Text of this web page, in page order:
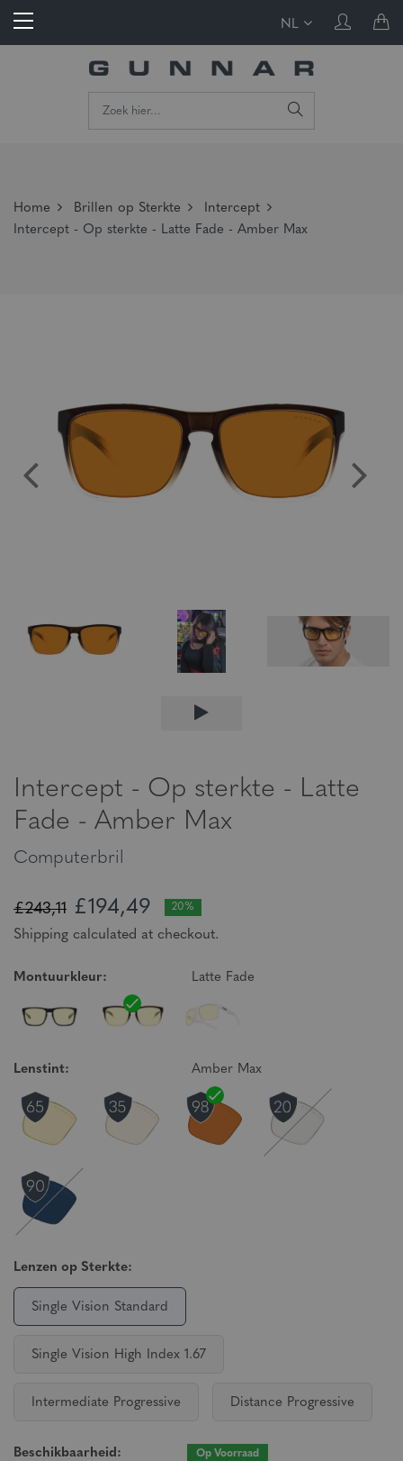
NL
Home Brillen op Sterkte
Intercept
Intercept - Op sterkte - Latte Fade - Amber Max
Intercept - Op sterkte - Latte
Fade - Amber Max
Computerbril
£243,11 £194,49 20%
Shipping calculated at checkout.
Montuurkleur: Latte Fade
Lenstint: Amber Max
Lenzen op Sterkte:
Single Vision Standard
Single Vision High Index 1.67
Intermediate Progressive Distance Progressive
Beschikbaarheid: Op Voorraad